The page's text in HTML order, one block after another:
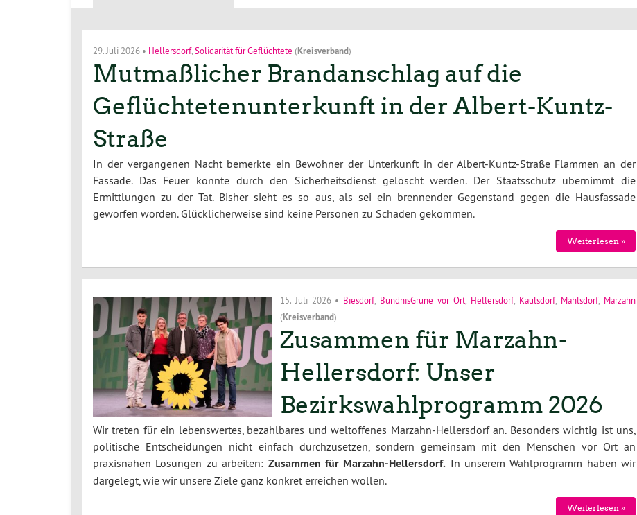
29. Juli 2026 • Hellersdorf, Solidarität für Geflüchtete (Kreisverband)
Mutmaßlicher Brandanschlag auf die
Geflüchtetenunterkunft in der Albert-Kuntz-
Straße
In der vergangenen Nacht bemerkte ein Bewohner der Unterkunft in der Albert-Kuntz-Straße Flammen an der
Fassade. Das Feuer konnte durch den Sicherheitsdienst gelöscht werden. Der Staatsschutz übernimmt die
Ermittlungen zu der Tat. Bisher sieht es so aus, als sei ein brennender Gegenstand gegen die Hausfassade
geworfen worden. Glücklicherweise sind keine Personen zu Schaden gekommen.
Weiterlesen »
15. Juli 2026• Biesdorf, BündnisGrüne vor Ort Hellersdorf, Kaulsdorf, Mahlsdorf, Marzahn
(Kreisverband)
Zusammen für Marzahn-
Hellersdorf: Unser
Bezirkswahlprogramm 2026
Wir treten für ein lebenswertes, bezahlbares und weltoffenes Marzahn-Hellersdorf an. Besonders wichtig ist uns,
politische Entscheidungen nicht einfach durchzusetzen, sondern gemeinsam mit den Menschen vor Ort an
praxisnahen Lösungen zu arbeiten: Zusammen für Marzahn-Hellersdorf. In unserem Wahlprogramm haben wir
dargelegt, wie wir unsere Ziele ganz konkret erreichen wollen.
Weiterlesen »